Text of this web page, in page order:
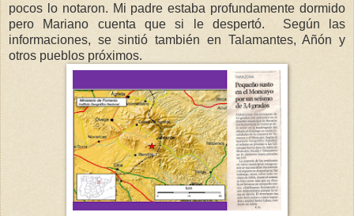
pocos lo notaron. Mi padre estaba profundamente dormido
pero Mariano cuenta que si le despertó.
Según las
informaciones, se sintió también en Talamantes, Añón y
otros pueblos próximos.